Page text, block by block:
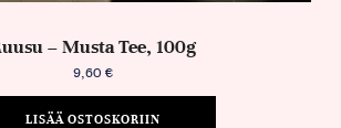
– Musta Tee, 100g
9,60 €
LISÄÄ OSTOSKORIIN